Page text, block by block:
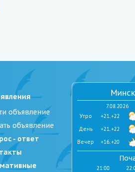
объявление
объявление
- ответ
7.08.2026
+21..+22
+21..+22
+16..+20
Вечер
День
Утро
21:00